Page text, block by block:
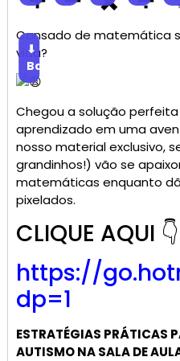
Cansado de matemática
vida?
⬇
Baixar
Chegou a solução
aprendizado em uma
nosso material exclusivo,
grandinhos!) vão se
matemáticas enquanto
pixelados.
CLIQUE AQUI 👇
https://go.
dp=1
ESTRATÉGIAS PRÁTICAS
AUTISMO NA SALA DE